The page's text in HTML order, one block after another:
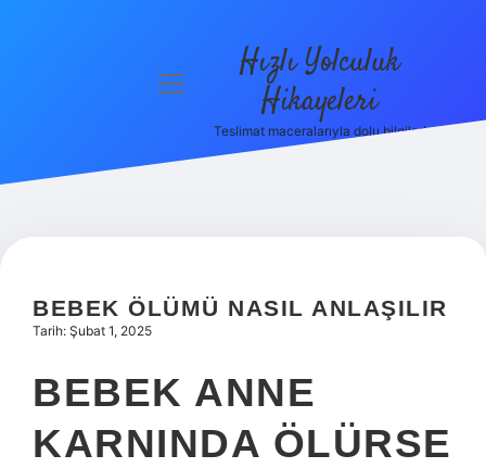
Hakkımızda
menüyü
Hızlı Yolculuk
Hikayeleri
Teslimat maceralarıyla dolu bilgiler!
BEBEK ÖLÜMÜ NASIL ANLAŞILIR
Tarih: Şubat 1, 2025
BEBEK ANNE
KARNINDA ÖLÜRSE